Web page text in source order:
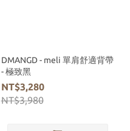
DMANGD - meli 單肩舒適背帶
- 極致黑
NT$3,280
NT$3,980